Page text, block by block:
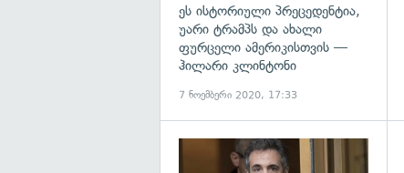
ეს ისტორიული პრეცედენტია,
უარი ტრამპს და ახალი
ფურცელი ამერიკისთვის —
ჰილარი კლინტონი
7 ნოემბერი 2020, 17:33